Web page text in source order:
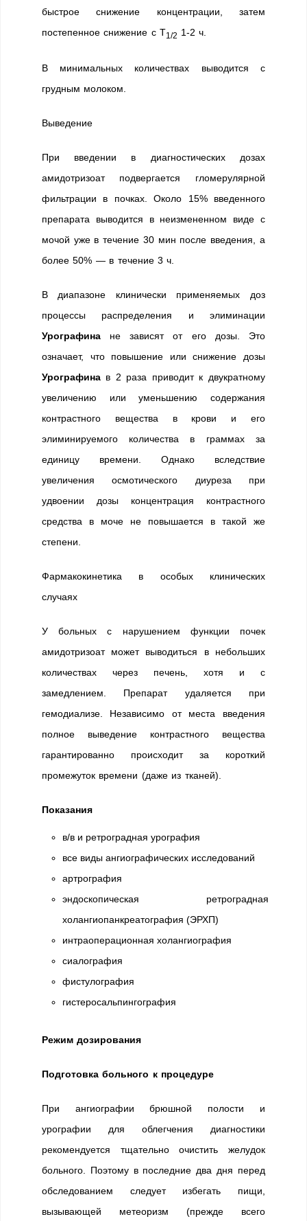
быстрое снижение концентрации, затем
постепенное снижение с Т1/2 1-2 ч.
В минимальных количествах выводится с
грудным молоком.
Выведение
При введении в диагностических дозах
амидотризоат подвергается гломерулярной
фильтрации в почках. Около 15% введенного
препарата выводится в неизмененном виде с
мочой уже в течение 30 мин после введения, а
более 50% — в течение 3 ч.
В диапазоне клинически применяемых доз
процессы распределения и элиминации
Урографина не зависят от его дозы. Это
означает, что повышение или снижение дозы
Урографина в 2 раза приводит к двукратному
увеличению или уменьшению содержания
контрастного вещества в крови и его
элиминируемого количества в граммах за
единицу времени. Однако вследствие
увеличения осмотического диуреза при
удвоении дозы концентрация контрастного
средства в моче не повышается в такой же
степени.
Фармакокинетика в особых клинических
случаях
У больных с нарушением функции почек
амидотризоат может выводиться в небольших
количествах через печень, хотя и с
замедлением. Препарат удаляется при
гемодиализе. Независимо от места введения
полное выведение контрастного вещества
гарантированно происходит за короткий
промежуток времени (даже из тканей).
Показания
в/в и ретроградная урография
все виды ангиографических исследований
артрография
эндоскопическая ретроградная
холангиопанкреатография (ЭРХП)
интраоперационная холангиография
сиалография
фистулография
гистеросальпингография
Режим дозирования
Подготовка больного к процедуре
При ангиографии брюшной полости и
урографии для облегчения диагностики
рекомендуется тщательно очистить желудок
больного. Поэтому в последние два дня перед
обследованием следует избегать пищи,
вызывающей метеоризм (прежде всего